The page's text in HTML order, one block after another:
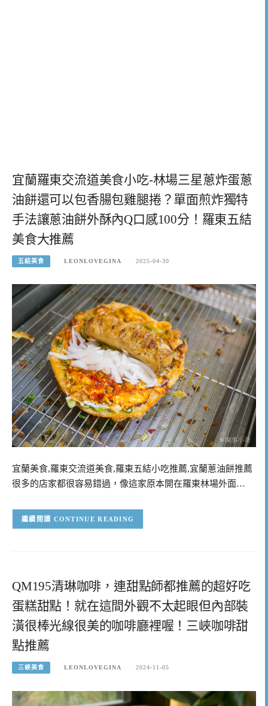
宜蘭羅東交流道美食小吃-林場三星蔥炸蛋蔥
油餅還可以包香腸包雞腿捲？單面煎炸獨特
手法讓蔥油餅外酥內Q口感100分！羅東五結
美食大推薦
五結美食 LEONLOVEGINA 2025-04-30
宜蘭美食,羅東交流道美食,羅東五結小吃推薦,宜蘭蔥油餅推薦
很多的店家都很容易錯過，像這家原本開在羅東林場外面…
CONTINUE READING
QM195清琳咖啡，連甜點師都推薦的超好吃
蛋糕甜點！就在這間外觀不太起眼但內部裝
潢很棒光線很美的咖啡廳裡喔！三峽咖啡甜
點推薦
三峽美食 LEONLOVEGINA 2024-11-05